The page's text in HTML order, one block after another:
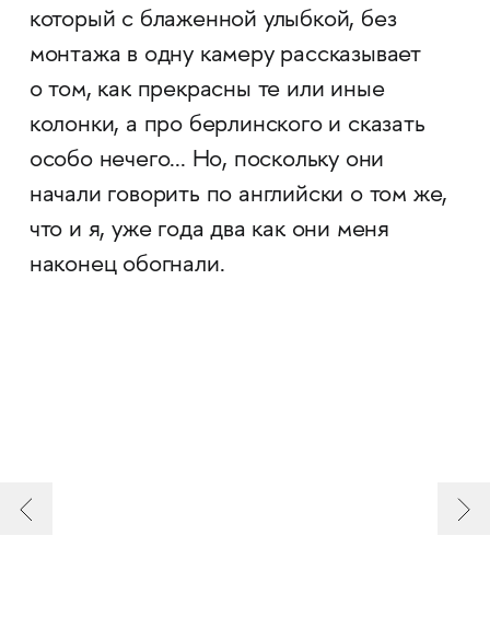
который с блаженной улыбкой, без
монтажа в одну камеру рассказывает
о том, как прекрасны те или иные
колонки, а про берлинского и сказать
особо нечего... Но, поскольку они
начали говорить по английски о том же,
что и я, уже года два как они меня
наконец обогнали.